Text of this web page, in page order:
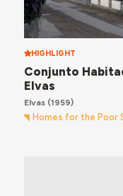
HIGHLIGHT
Conjunto
Elvas
Elvas(1959)
Homes for the Poor